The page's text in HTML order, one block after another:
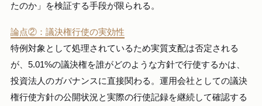
たのか」を検証する手段が限られる。
論点②：議決権行使の実効性
特例対象として処理されているため実質支配は否定される
が、5.01%の議決権を誰がどのような方針で行使するかは、
投資法人のガバナンスに直接関わる。運用会社としての議決
権行使方針の公開状況と実際の行使記録を継続して確認する